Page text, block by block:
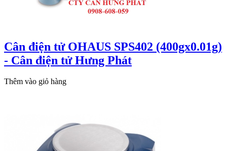
Cân điện tử OHAUS SPS402 (400gx0.01g)
- Cân điện tử Hưng Phát
Thêm vào giỏ hàng